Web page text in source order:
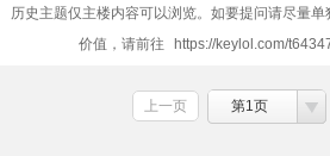
历史主题仅主楼内容可以浏览。如要提问请尽量
价值，请前往
https://keylol.com/
上一页 第1页